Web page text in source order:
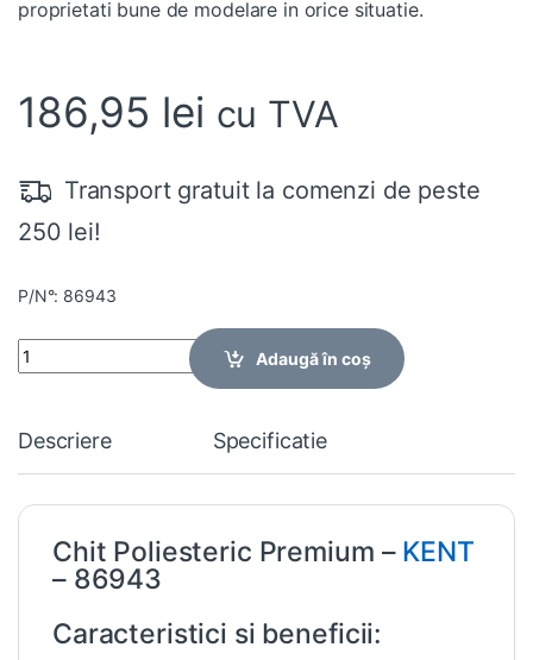
proprietati bune de modelare in orice situatie.
186,95 lei cu TVA
Transport gratuit la comenzi de peste
250 lei!
P/N°: 86943
Quantity
Adaugă în coș
Descriere Specificatie
Chit Poliesteric Premium – KENT
– 86943
Caracteristici si beneficii: